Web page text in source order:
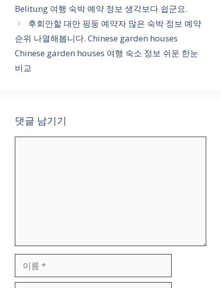
Belitung 여행 숙박 예약 정보 생각보다 쉽군요.
후회안할 대만 핑둥 예약자 많은 숙박 정보 예약
순위 나열해봅니다. Chinese garden houses
Chinese garden houses 여행 숙소 정보 쉬운 한눈
비교
댓글 남기기